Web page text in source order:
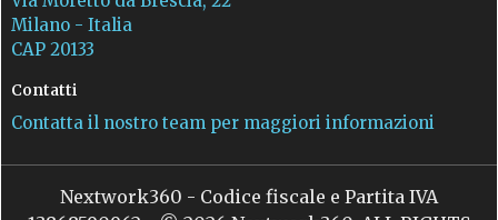
Milano - Italia
CAP 20133
Contatti
Contatta il nostro team per maggiori informazioni
Nextwork360 - Codice fiscale e Partita IVA